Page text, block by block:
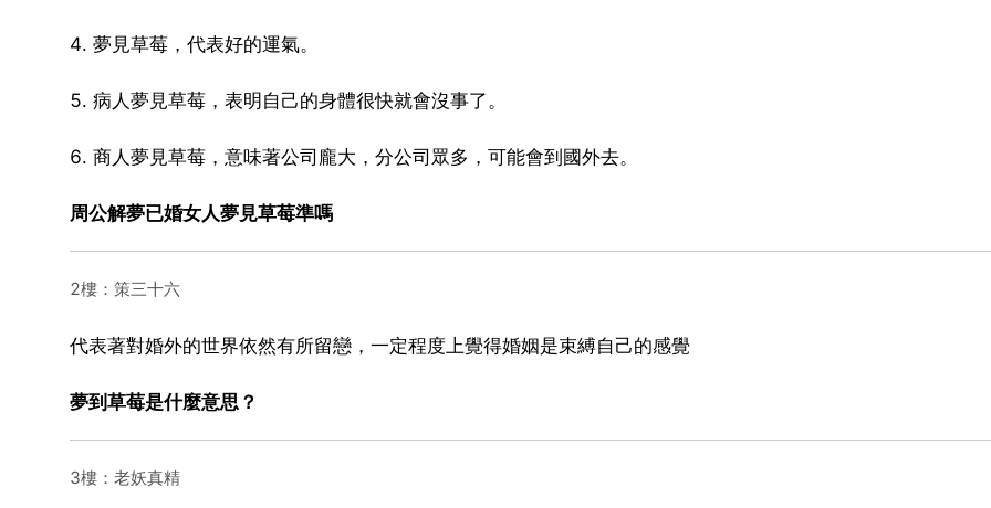
4. 夢見草莓，代表好的運氣。
5. 病人夢見草莓，表明自己的身體很快就會沒事了。
6. 商人夢見草莓，意味著公司龐大，分公司眾多，可能會到國外去。
周公解夢已婚女人夢見草莓準嗎
2樓：策三十六
代表著對婚外的世界依然有所留戀，一定程度上覺得婚姻是束縛自己的感覺
夢到草莓是什麼意思？
3樓：老妖真精